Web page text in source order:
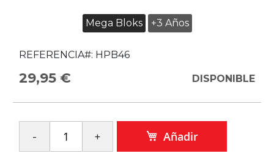
Mega Bloks +3 Años
REFERENCIA#: HPB46
29,95 € DISPONIBLE
Añadir